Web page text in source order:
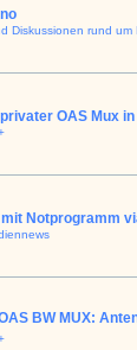
Diskussionen rund um
OAS Mux
Notprogramm
BW MUX: